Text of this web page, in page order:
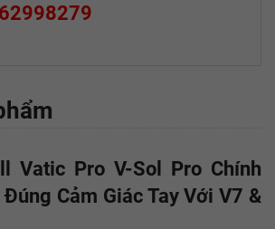
Vatic Pro V-Sol Pro Chính
Cảm Giác Tay Với V7 &